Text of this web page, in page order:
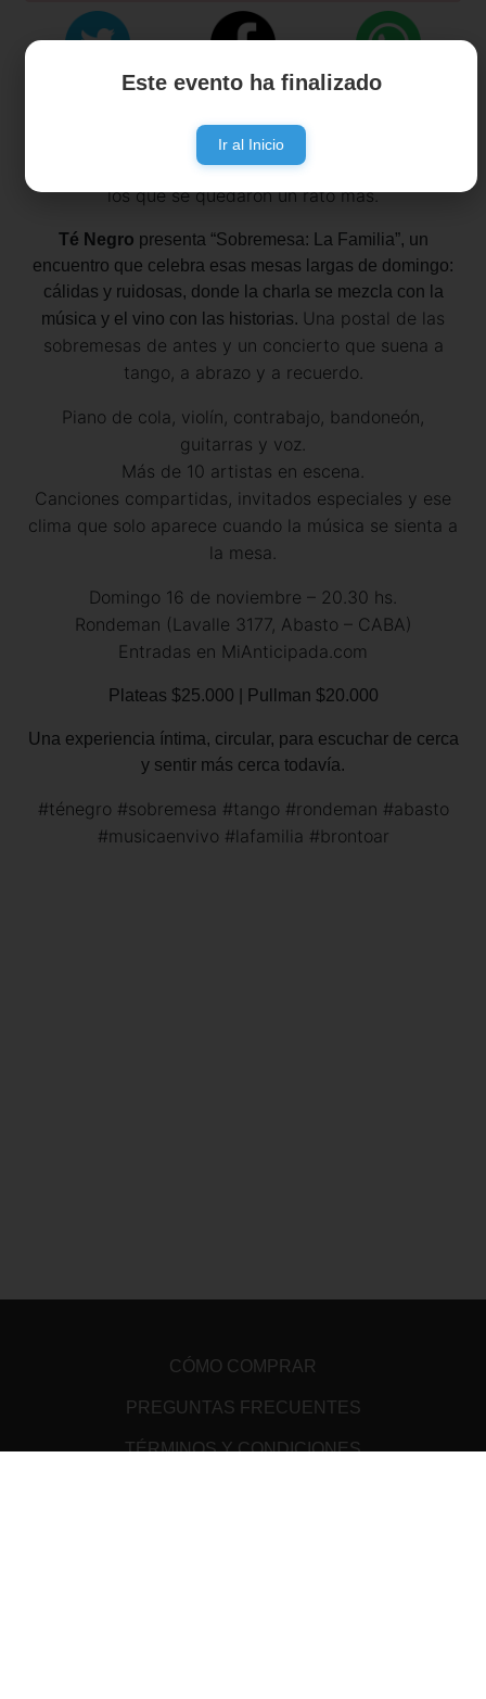
Este evento ha finalizado
Ir al Inicio
Platos vacíos y copas a medio llenar.
En el centro, la música que empieza a respirar entre
los que se quedaron un rato más.
Té Negro presenta “Sobremesa: La Familia”, un
encuentro que celebra esas mesas largas de domingo:
cálidas y ruidosas, donde la charla se mezcla con la
música y el vino con las historias. Una postal de las
sobremesas de antes y un concierto que suena a
tango, a abrazo y a recuerdo.
Piano de cola, violín, contrabajo, bandoneón,
guitarras y voz.
Más de 10 artistas en escena.
Canciones compartidas, invitados especiales y ese
clima que solo aparece cuando la música se sienta a
la mesa.
Domingo 16 de noviembre – 20.30 hs.
Rondeman (Lavalle 3177, Abasto – CABA)
Entradas en MiAnticipada.com
Plateas $25.000 | Pullman $20.000
Una experiencia íntima, circular, para escuchar de cerca
y sentir más cerca todavía.
#ténegro #sobremesa #tango #rondeman #abasto
#musicaenvivo #lafamilia #brontoar
CÓMO COMPRAR
PREGUNTAS FRECUENTES
TÉRMINOS Y CONDICIONES